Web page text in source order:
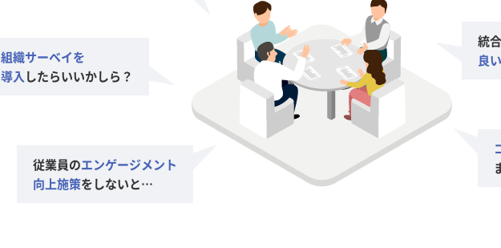
組織サーベイを
導入 したらいいかしら？
従業員のエンゲージメント
向上施策をしないと…
統
良